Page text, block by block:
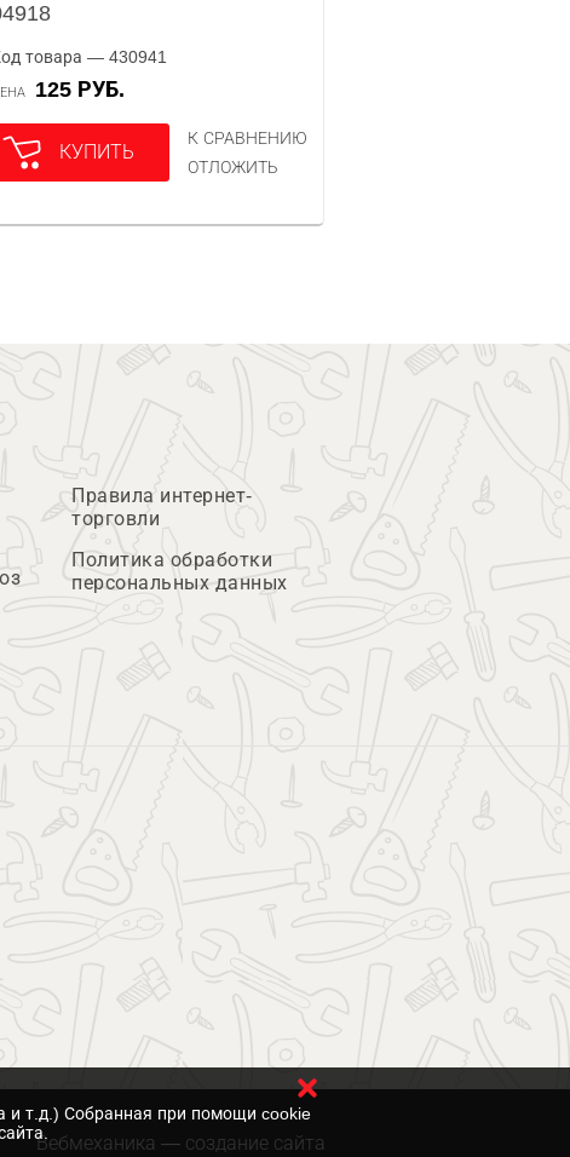
товара — 430941
125 РУБ.
КУПИТЬ
К СРАВНЕНИЮ
ОТЛОЖИТЬ
Правила интернет-
торговли
Политика обработки
персональных данных
Вебмеханика — создание сайта
и т.д.) Собранная при помощи cookie